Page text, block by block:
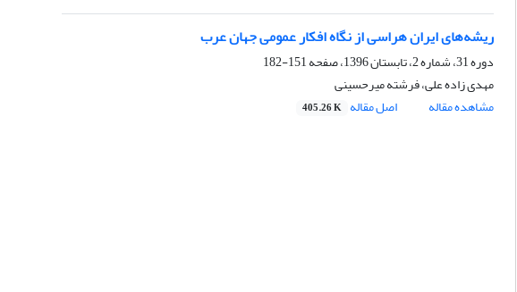
ریشه‌های ایران هراسی از نگاه افکار عمومی جهان عرب
دوره 31، شماره 2، تابستان 1396، صفحه
151-182
مهدی زاده علی، فرشته میرحسینی
مشاهده مقاله
اصل مقاله 405.26 K